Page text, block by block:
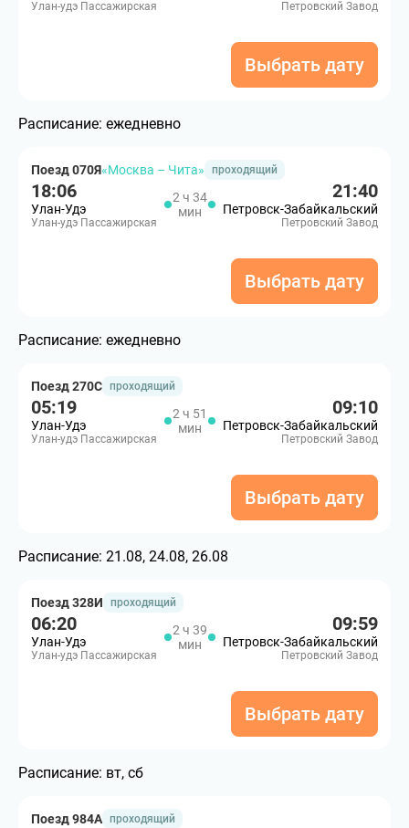
Улан-удэ Пассажирская Петровский Завод
Выбрать дату
Расписание: ежедневно
Поезд 070Я«Москва – Чита» проходящий
18:06
Улан-Удэ
Улан-удэ Пассажирская
2 ч 34
мин
21:40
Петровск-Забайкальский
Петровский Завод
Выбрать дату
Расписание: ежедневно
Поезд 270С проходящий
05:19
Улан-Удэ
Улан-удэ Пассажирская
2 ч 51
мин
09:10
Петровск-Забайкальский
Петровский Завод
Выбрать дату
Расписание: 21.08, 24.08, 26.08
Поезд 328И проходящий
06:20
Улан-Удэ
Улан-удэ Пассажирская
2 ч 39
мин
09:59
Петровск-Забайкальский
Петровский Завод
Выбрать дату
Расписание: вт, сб
Поезд 984А проходящий